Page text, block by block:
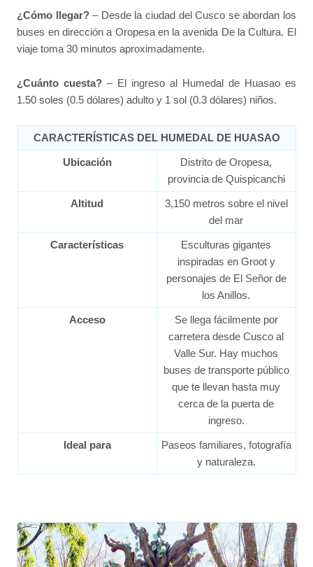
¿Cómo llegar?– Desde la ciudad del Cusco se abordan los
buses en dirección a Oropesa en la avenida De la Cultura. El
viaje toma 30 minutos aproximadamente.
¿Cuánto cuesta? – El ingreso al Humedal de Huasao es
1.50 soles (0.5 dólares) adulto y 1 sol (0.3 dólares) niños.
CARACTERÍSTICAS DEL HUMEDAL DE HUASAO
Ubicación
Distrito de Oropesa,
provincia de Quispicanchi
Altitud
3,150 metros sobre el nivel
del mar
Características
Esculturas gigantes
inspiradas en Groot y
personajes de El Señor de
los Anillos.
Acceso
Se llega fácilmente por
carretera desde Cusco al
Valle Sur. Hay muchos
buses de transporte público
que te llevan hasta muy
cerca de la puerta de
ingreso.
Ideal para
Paseos familiares, fotografía
y naturaleza.